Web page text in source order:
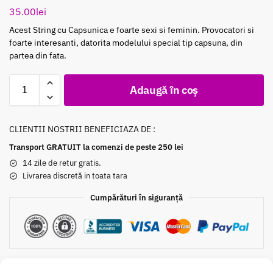
35.00lei
Acest String cu Capsunica e foarte sexi si feminin. Provocatori si
foarte interesanti, datorita modelului special tip capsuna, din
partea din fata.
Adaugă în coș
CLIENTII NOSTRII BENEFICIAZA DE :
Transport GRATUIT la comenzi de peste 250 lei
14 zile de retur gratis.
Livrarea discretă in toata tara
Cumpărături în siguranță